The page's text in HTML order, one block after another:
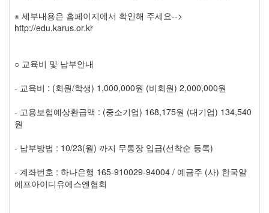
※ 세부내용은 홈페이지에서 확인해 주세요-->
http://edu.karus.or.kr
○ 교육비 및 납부안내
- 교육비 : (회원/학생) 1,000,000원 (비회원) 2,000,000원
- 고용보험예상환급액 : (중소기업) 168,175원 (대기업) 134,540
원
- 납부방법 : 10/23(월) 까지 무통장 입급(선착순 등록)
- 계좌번호 : 하나은행 165-910029-94004 / 예금주 (사) 한국알
에프아이디유에스엔협회